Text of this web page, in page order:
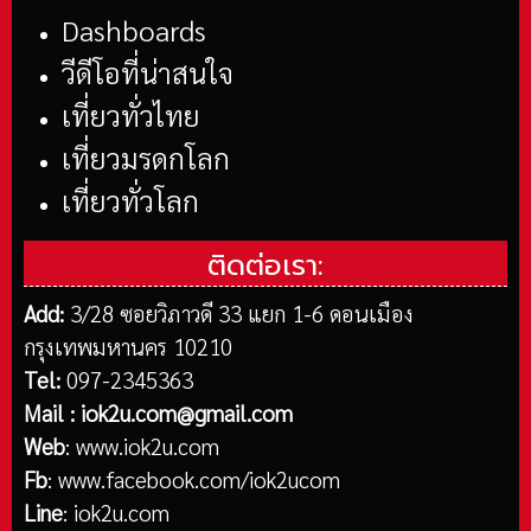
Dashboards
วีดีโอที่น่าสนใจ
เที่ยวทั่วไทย
เที่ยวมรดกโลก
เที่ยวทั่วโลก
ติดต่อเรา:
Add: 3/28 ซอยวิภาวดี 33 แยก 1-6 ดอนเมือง
กรุงเทพมหานคร 10210
Tel: 097-2345363
Mail : iok2u.com@gmail.com
Web: www.iok2u.com
Fb: www.facebook.com/iok2ucom
Line: iok2u.com